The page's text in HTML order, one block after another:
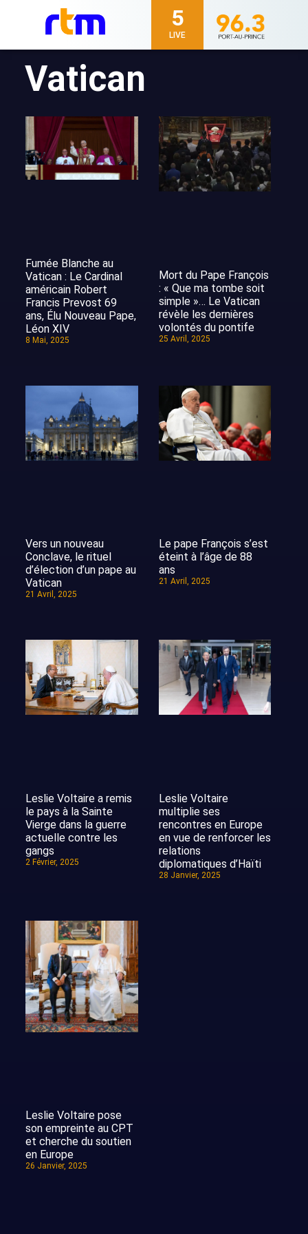
5
LIVE
Vatican
Fumée Blanche au
Vatican : Le Cardinal
américain Robert
Francis Prevost 69
ans, Élu Nouveau Pape,
Léon XIV
8 Mai, 2025
Mort du Pape François
: « Que ma tombe soit
simple »… Le Vatican
révèle les dernières
volontés du pontife
25 Avril, 2025
Vers un nouveau
Conclave, le rituel
d’élection d’un pape au
Vatican
21 Avril, 2025
Le pape François s’est
éteint à l’âge de 88
ans
21 Avril, 2025
Leslie Voltaire a remis
le pays à la Sainte
Vierge dans la guerre
actuelle contre les
gangs
2 Février, 2025
Leslie Voltaire
multiplie ses
rencontres en Europe
en vue de renforcer les
relations
diplomatiques d’Haïti
28 Janvier, 2025
Leslie Voltaire pose
son empreinte au CPT
et cherche du soutien
en Europe
26 Janvier, 2025